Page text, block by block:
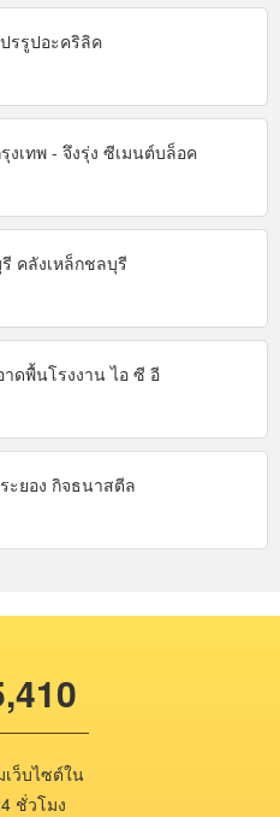
รรูปอะคริลิค
งเทพ - จึงรุ่ง ซีเมนต์บล็อค
คลังเหล็กชลบุรี
าดพื้นโรงงาน ไอ ซี อี
ะยอง กิจธนาสตีล
เว็บไซต์ใน
ชั่วโมง